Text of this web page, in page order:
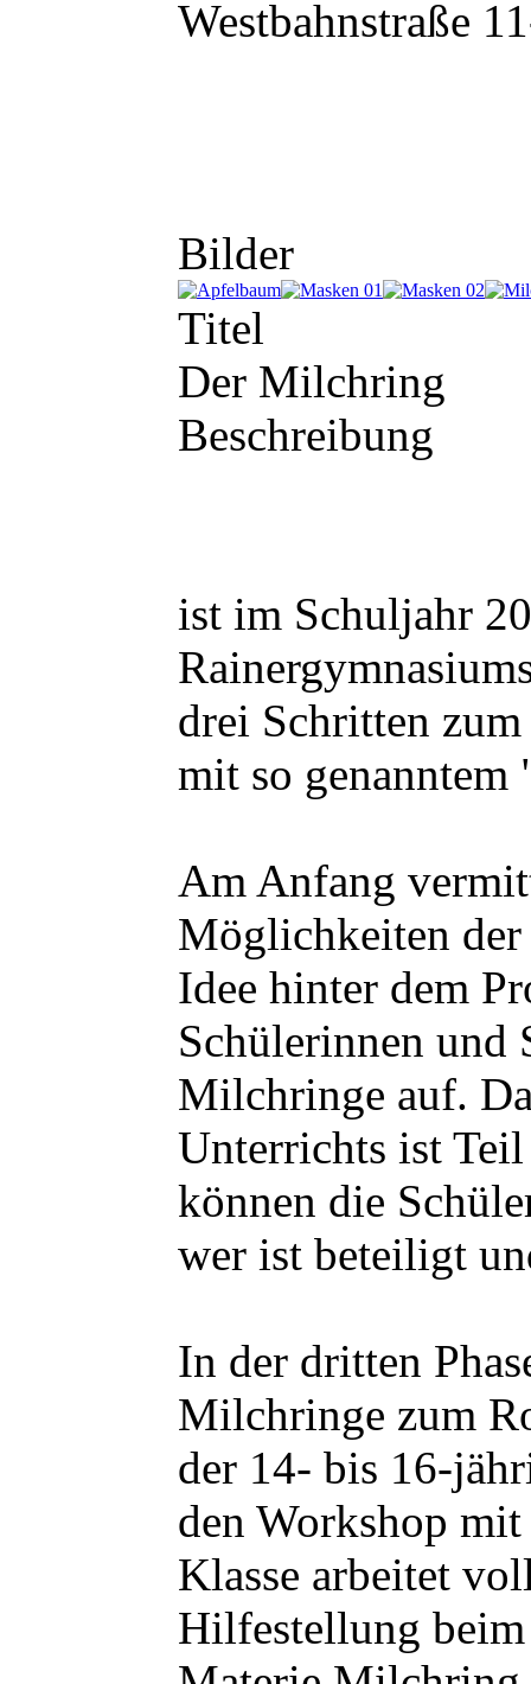
Westbahnstraße
Bilder
Titel
Der Milchring
Beschreibung
ist im Schuljahr
drei Schritten
mit so
Am Anfang
Möglichkeiten
Idee hinter dem
Schülerinnen und
Milchringe auf.
Unterrichts ist Teil
können die
wer ist beteiligt
In der dritten
Milchringe zum
der 14- bis 16-
den Workshop
Klasse arbeitet
Hilfestellung